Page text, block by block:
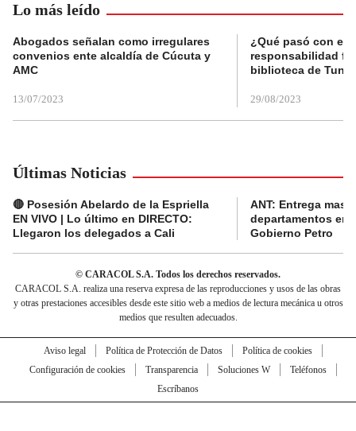
Lo más leído
Abogados señalan como irregulares
convenios ente alcaldía de Cúcuta y
AMC
13/07/2023
¿Qué pasó con el
responsabilidad
biblioteca de
29/08/2023
Últimas Noticias
🔴 Posesión Abelardo de la Espriella
EN VIVO | Lo último en DIRECTO:
Llegaron los delegados a Cali
ANT: Entrega
departamentos en
Gobierno Petro
© CARACOL S.A. Todos los derechos reservados.
CARACOL S.A. realiza una reserva expresa de las reproducciones y usos de las obras
y otras prestaciones accesibles desde este sitio web a medios de lectura mecánica u otros
medios que resulten adecuados.
Aviso legal Política de Protección de Datos
Política de cookies
Configuración de cookies
Transparencia Soluciones W
Teléfonos
Escríbanos